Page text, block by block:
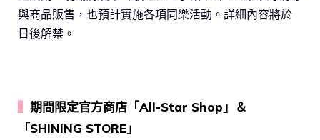
與商品販售，也預計實施各項同樂活動。詳細內容將於
日後解禁。
期間限定官方商店「All-Star Shop」＆
「SHINING STORE」